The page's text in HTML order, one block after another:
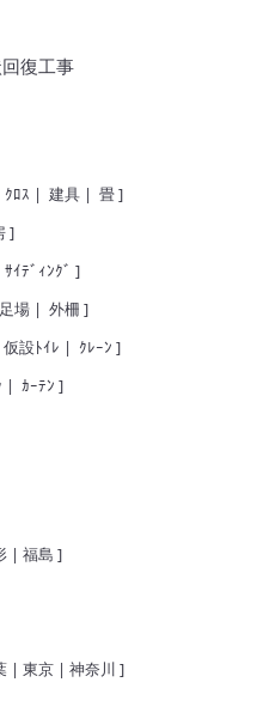
復工事
ﾛｽ | 建具| 畳]
]
ｻｲﾃﾞｨﾝｸﾞ ]
足場| 外柵 ]
仮設ﾄｲﾚ | ｸﾚｰﾝ ]
| ｶｰﾃﾝ ]
| 福島 ]
| 東京| 神奈川 ]